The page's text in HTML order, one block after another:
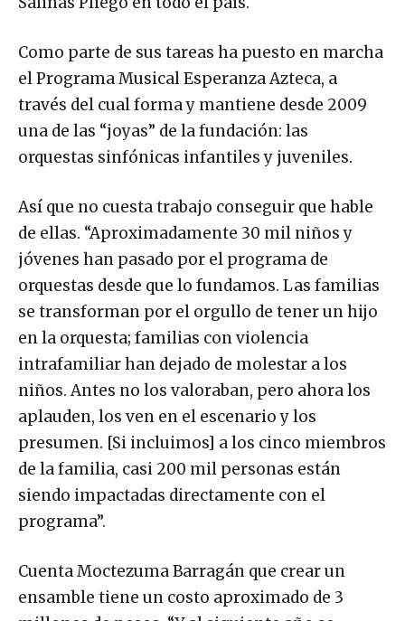
Salinas Pliego en todo el país.
Como parte de sus tareas ha puesto en marcha
el Programa Musical Esperanza Azteca, a
través del cual forma y mantiene desde 2009
una de las “joyas” de la fundación: las
orquestas sinfónicas infantiles y juveniles.
Así que no cuesta trabajo conseguir que hable
de ellas. “Aproximadamente 30 mil niños y
jóvenes han pasado por el programa de
orquestas desde que lo fundamos. Las familias
se transforman por el orgullo de tener un hijo
en la orquesta; familias con violencia
intrafamiliar han dejado de molestar a los
niños. Antes no los valoraban, pero ahora los
aplauden, los ven en el escenario y los
presumen. [Si incluimos] a los cinco miembros
de la familia, casi 200 mil personas están
siendo impactadas directamente con el
programa”.
Cuenta Moctezuma Barragán que crear un
ensamble tiene un costo aproximado de 3